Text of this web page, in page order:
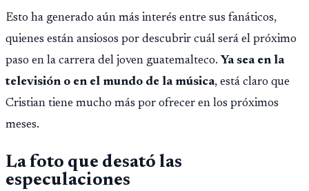
ilícita, terrorismo y sedición.
Esto ha generado aún más interés entre sus fanáticos,
quienes están ansiosos por descubrir cuál será el próximo
paso en la carrera del joven guatemalteco. Ya sea en la
televisión o en el mundo de la música, está claro que
Cristian tiene mucho más por ofrecer en los próximos
meses.
La foto que desató las
especulaciones